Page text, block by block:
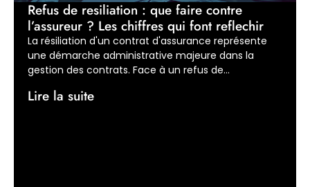
Refus de resiliation : que faire contre
l’assureur ? Les chiffres qui font reflechir
La résiliation d'un contrat d'assurance représente
une démarche administrative majeure dans la
gestion des contrats. Face à un refus de...
Lire la suite